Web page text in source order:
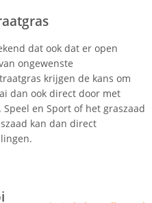
dat ook dat er open
ongewenste
krijgen de kans om
dan ook direct door met
en Sport of het graszaad
kan dan direct